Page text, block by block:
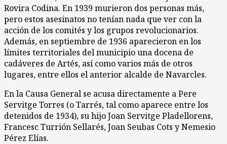
Rovira Codina. En 1939 murieron dos personas más,
pero estos asesinatos no tenían nada que ver con la
acción de los comités y los grupos revolucionarios.
Además, en septiembre de 1936 aparecieron en los
límites territoriales del municipio una docena de
cadáveres de Artés, así como varios más de otros
lugares, entre ellos el anterior alcalde de Navarcles.
En la Causa General se acusa directamente a Pere
Servitge Torres (o Tarrés, tal como aparece entre los
detenidos de 1934), su hijo Joan Servitge Pladellorens,
Francesc Turrión Sellarés, Joan Seubas Cots y Nemesio
Pérez Elías.